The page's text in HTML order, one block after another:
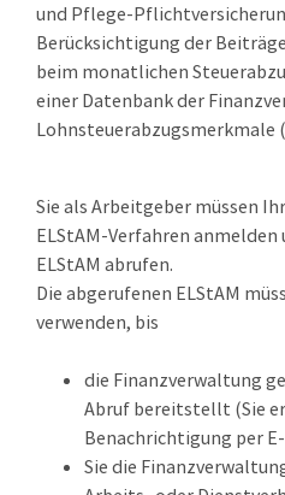
und Pflege-
Berücksichtigung der
beim monatlichen
einer Datenbank der
Lohnsteuerabzugsmerkmale
Sie als Arbeitgeber müssen
ELStAM-Verfahren
ELStAM abrufen.
Die abgerufenen ELStAM
verwenden, bis
die Finanzverwaltung
Abruf bereitstellt (Sie
Benachrichtigung per
Sie die